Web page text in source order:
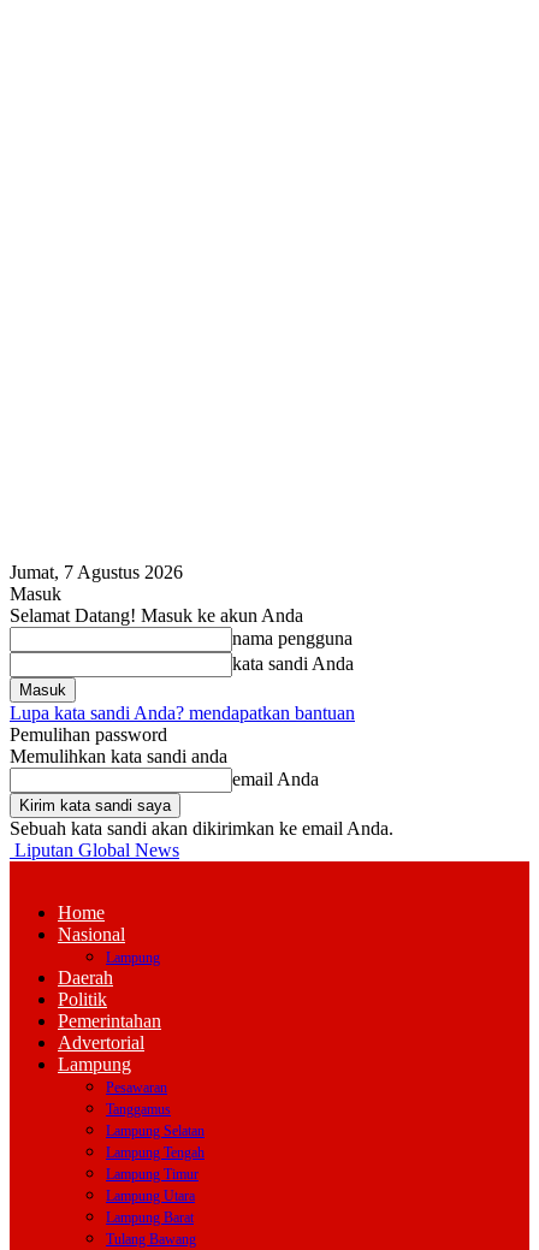
Jumat, 7 Agustus 2026
Masuk
Selamat Datang! Masuk ke akun Anda
nama pengguna
kata sandi Anda
Lupa kata sandi Anda? mendapatkan bantuan
Pemulihan password
Memulihkan kata sandi anda
email Anda
Sebuah kata sandi akan dikirimkan ke email Anda.
Liputan Global News
Home
Nasional
Lampung
Daerah
Politik
Pemerintahan
Advertorial
Lampung
Pesawaran
Tanggamus
Lampung Selatan
Lampung Tengah
Lampung Timur
Lampung Utara
Lampung Barat
Tulang Bawang